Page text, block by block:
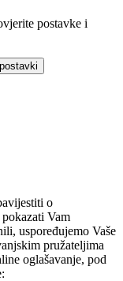
postavke i
o
Vam
uspoređujemo Vaše
pružateljima
oglašavanje, pod